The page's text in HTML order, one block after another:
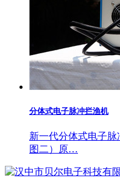
分体式电子脉冲拦渔机
新一代分体式电子
图二）原…